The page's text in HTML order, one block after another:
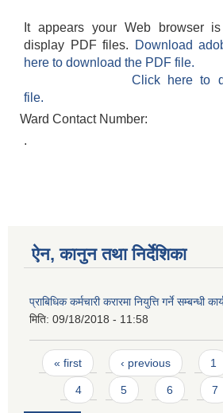
It appears your Web browser
display PDF files.
Download
here to download the PDF file.
Click here to
file.
Ward Contact Number:
.
ऐन, कानुन तथा निर्देशिका
प्राबिधिक कर्मचारी करारमा नियुत्ति गर्ने सम्बन्धी
मिति: 09/18/2018 - 11:58
Pages
« first ‹ previous 1
4 5 6 7